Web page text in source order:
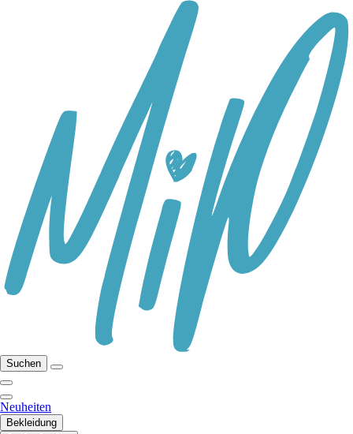
Suchen
Neuheiten
Bekleidung